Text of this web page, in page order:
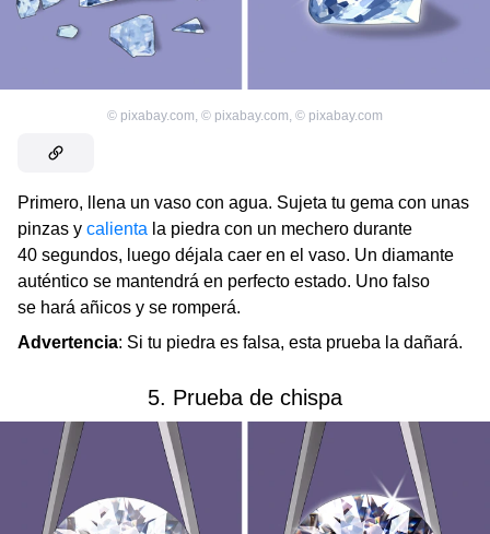
© pixabay.com, © pixabay.com, © pixabay.com
Primero, llena un vaso con agua. Sujeta tu gema con unas
pinzas y calienta la piedra con un mechero durante
40 segundos, luego déjala caer en el vaso. Un diamante
auténtico se mantendrá en perfecto estado. Uno falso
se hará añicos y se romperá.
Advertencia: Si tu piedra es falsa, esta prueba la dañará.
5. Prueba de chispa